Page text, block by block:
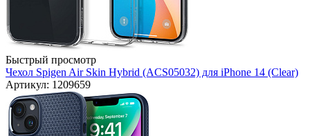
Быстрый просмотр
Чехол Spigen Air Skin Hybrid (ACS05032) для iPhone 14 (Clear)
Артикул: 1209659